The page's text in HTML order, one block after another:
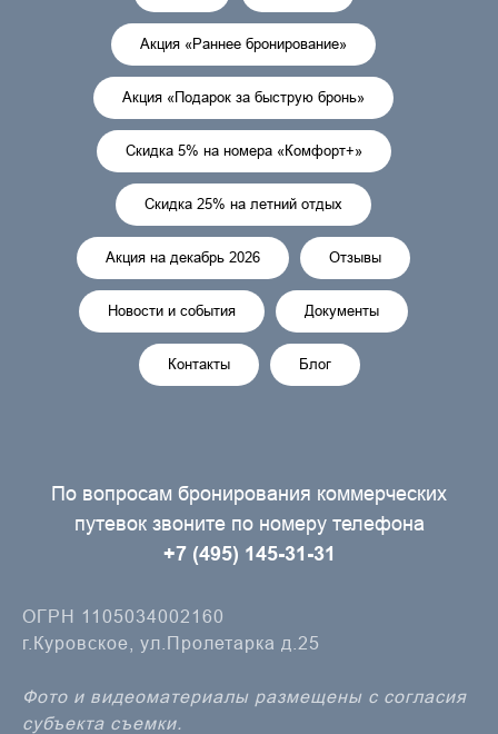
Акция «Раннее бронирование»
Акция «Подарок за быструю бронь»
Скидка 5% на номера «Комфорт+»
Скидка 25% на летний отдых
Акция на декабрь 2026 Отзывы
Новости и события Документы
Контакты Блог
По вопросам бронирования коммерческих
путевок звоните по номеру телефона
+7 (495) 145-31-31
ОГРН 1105034002160
г.Куровское, ул.Пролетарка д.25
Фото и видеоматериалы размещены с согласия
субъекта съемки.